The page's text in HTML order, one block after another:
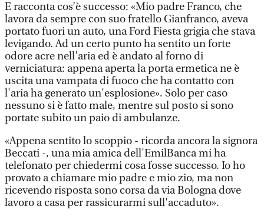
E racconta cos’è successo: «Mio padre Franco, che
lavora da sempre con suo fratello Gianfranco, aveva
portato fuori un auto, una Ford Fiesta grigia che stava
levigando. Ad un certo punto ha sentito un forte
odore acre nell'aria ed è andato al forno di
verniciatura: appena aperta la porta ermetica ne è
uscita una vampata di fuoco che ha contatto con
l'aria ha generato un'esplosione». Solo per caso
nessuno si è fatto male, mentre sul posto si sono
portate subito un paio di ambulanze.
«Appena sentito lo scoppio - ricorda ancora la signora
Beccati -, una mia amica dell'EmilBanca mi ha
telefonato per chiedermi cosa fosse successo. Io ho
provato a chiamare mio padre e mio zio, ma non
ricevendo risposta sono corsa da via Bologna dove
lavoro a casa per rassicurarmi sull'accaduto».